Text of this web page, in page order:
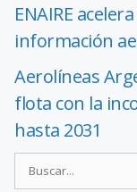
ENAIRE
información
Aerolíneas
flota con la
hasta 2031